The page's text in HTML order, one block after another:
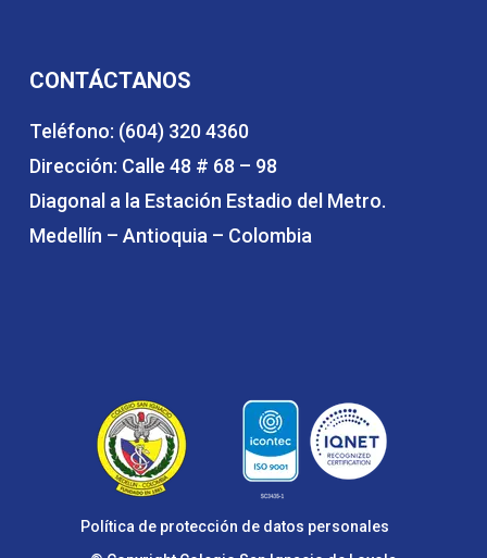
CONTÁCTANOS
Teléfono: (604) 320 4360
Dirección: Calle 48 # 68 – 98
Diagonal a la Estación Estadio del Metro.
Medellín – Antioquia – Colombia
Política de protección de datos personales